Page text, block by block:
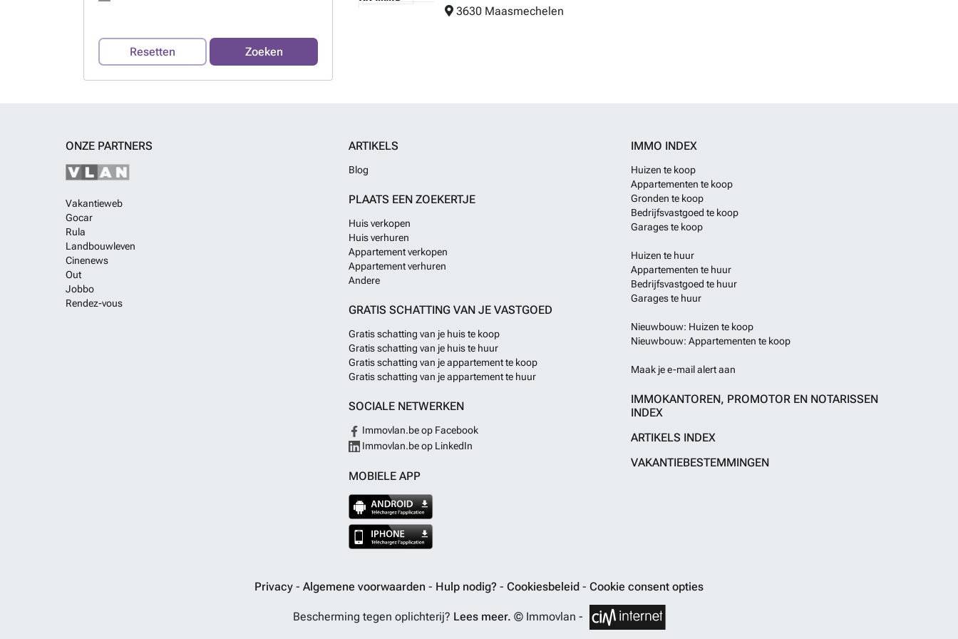
Resetten Zoeken
3630 Maasmechelen
ONZE PARTNERS
Vakantieweb
Gocar
Rula
Landbouwleven
Cinenews
Out
Jobbo
Rendez-vous
ARTIKELS
Blog
PLAATS EEN ZOEKERTJE
Huis verkopen
Huis verhuren
Appartement verkopen
Appartement verhuren
Andere
GRATIS SCHATTING VAN JE VASTGOED
Gratis schatting van je huis te koop
Gratis schatting van je huis te huur
Gratis schatting van je appartement te koop
Gratis schatting van je appartement te huur
SOCIALE NETWERKEN
Immovlan.be op Facebook
Immovlan.be op LinkedIn
MOBIELE APP
IMMO INDEX
Huizen te koop
Appartementen te koop
Gronden te koop
Bedrijfsvastgoed te koop
Garages te koop
Huizen te huur
Appartementen te huur
Bedrijfsvastgoed te huur
Garages te huur
Nieuwbouw: Huizen te koop
Nieuwbouw: Appartementen te koop
Maak je e-mail alert aan
IMMOKANTOREN, PROMOTOR EN NOTARISSEN
INDEX
ARTIKELS INDEX
VAKANTIEBESTEMMINGEN
Privacy - Algemene voorwaarden - Hulp nodig? - Cookiesbeleid - Cookie consent opties
Bescherming tegen oplichterij? Lees meer. © Immovlan -